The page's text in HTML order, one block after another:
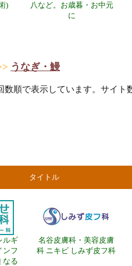
)
八など。お歳暮・お中元
に
うなぎ・鰻
数順で表示しています。サイト
タイトル
ルギ
ンフ
なる
名谷皮膚科・美容皮膚
科 ニキビ しみず皮フ科